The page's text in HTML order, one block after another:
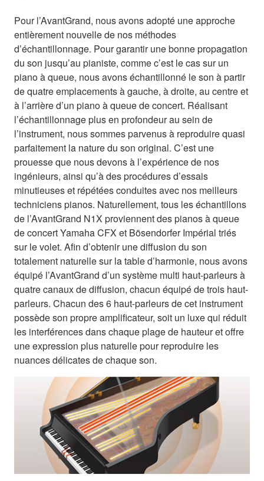
Pour l’AvantGrand, nous avons adopté une approche
entièrement nouvelle de nos méthodes
d’échantillonnage. Pour garantir une bonne propagation
du son jusqu’au pianiste, comme c’est le cas sur un
piano à queue, nous avons échantillonné le son à partir
de quatre emplacements à gauche, à droite, au centre et
à l’arrière d’un piano à queue de concert. Réalisant
l’échantillonnage plus en profondeur au sein de
l’instrument, nous sommes parvenus à reproduire quasi
parfaitement la nature du son original. C’est une
prouesse que nous devons à l’expérience de nos
ingénieurs, ainsi qu’à des procédures d’essais
minutieuses et répétées conduites avec nos meilleurs
techniciens pianos. Naturellement, tous les échantillons
de l’AvantGrand N1X proviennent des pianos à queue
de concert Yamaha CFX et Bösendorfer Impérial triés
sur le volet. Afin d’obtenir une diffusion du son
totalement naturelle sur la table d’harmonie, nous avons
équipé l’AvantGrand d’un système multi haut-parleurs à
quatre canaux de diffusion, chacun équipé de trois haut-
parleurs. Chacun des 6 haut-parleurs de cet instrument
possède son propre amplificateur, soit un luxe qui réduit
les interférences dans chaque plage de hauteur et offre
une expression plus naturelle pour reproduire les
nuances délicates de chaque son.